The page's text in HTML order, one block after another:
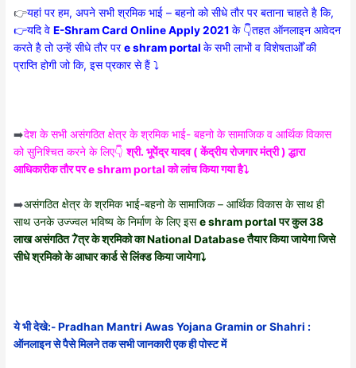
👉यहां पर हम, अपने सभी श्रमिक भाई – बहनो को सीधे तौर पर बताना चाहते है कि,
👉यदि वेE-Shram Card Online Apply 2021के 👇तहत ऑनलाइन आवेदन
करते है तो उन्हें सीधे तौर परe shram portalके सभी लाभों व विशेषताओँ की
प्राप्ति होगी जो कि, इस प्रकार से हैं ⤵️
➡️देश के सभी असंगठित क्षेत्र के श्रमिक भाई- बहनो के सामाजिक व आर्थिक विकास
को सुनिश्चित करने के लिए👇श्री. भूपेंद्र यादव ( केंद्रीय रोजगार मंत्री ) द्धारा
आधिकारीक तौर पर e shram portal को लांच किया गया है⤵️
➡️असंगठित क्षेत्र के श्रमिक भाई-बहनो के सामाजिक – आर्थिक विकास के साथ ही
साथ उनके उज्ज्वल भविष्य के निर्माण के लिए इसe shram portal पर कुल 38
लाख असंगठित 7ेत्र के श्रमिको का National Database तैयार किया जायेगा जिसे
सीधे श्रमिको के आधार कार्ड से लिंक्ड किया जायेगा⤵️
ये भी देखे:- Pradhan Mantri Awas Yojana Gramin or Shahri :
ऑनलाइन से पैसे मिलने तक सभी जानकारी एक ही पोस्ट में